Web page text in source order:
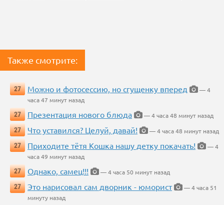
Также смотрите:
27 Можно и фотосессию, но сгущенку вперед
— 4
часа 47 минут назад
27
Презентация нового блюда
— 4 часа 48 минут назад
27
Что уставился? Целуй, давай!
— 4 часа 48 минут назад
27
Приходите тётя Кошка нашу детку покачать!
— 4
часа 49 минут назад
27
Однако, самец!!!
— 4 часа 50 минут назад
27
Это нарисовал сам дворник - юморист
— 4 часа 51
минуту назад